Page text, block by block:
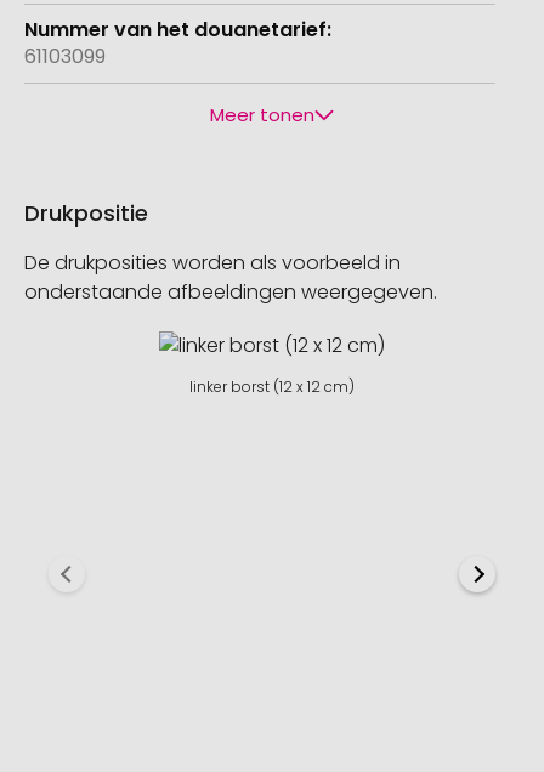
61103099
Meer tonen
Drukpositie
De drukposities worden als voorbeeld in
onderstaande afbeeldingen weergegeven.
linker borst (12 x 12 cm)